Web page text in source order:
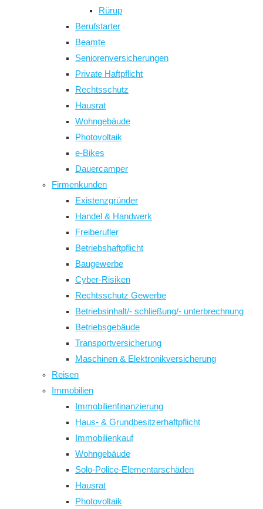
Rürup
Berufstarter
Beamte
Seniorenversicherungen
Private Haftpflicht
Rechtsschutz
Hausrat
Wohngebäude
Photovoltaik
e-Bikes
Dauercamper
Firmenkunden
Existenzgründer
Handel & Handwerk
Freiberufler
Betriebshaftpflicht
Baugewerbe
Cyber-Risiken
Rechtsschutz Gewerbe
Betriebsinhalt/- schließung/- unterbrechnung
Betriebsgebäude
Transportversicherung
Maschinen & Elektronikversicherung
Reisen
Immobilien
Immobilienfinanzierung
Haus- & Grundbesitzerhaftpflicht
Immobilienkauf
Wohngebäude
Solo-Police-Elementarschäden
Hausrat
Photovoltaik